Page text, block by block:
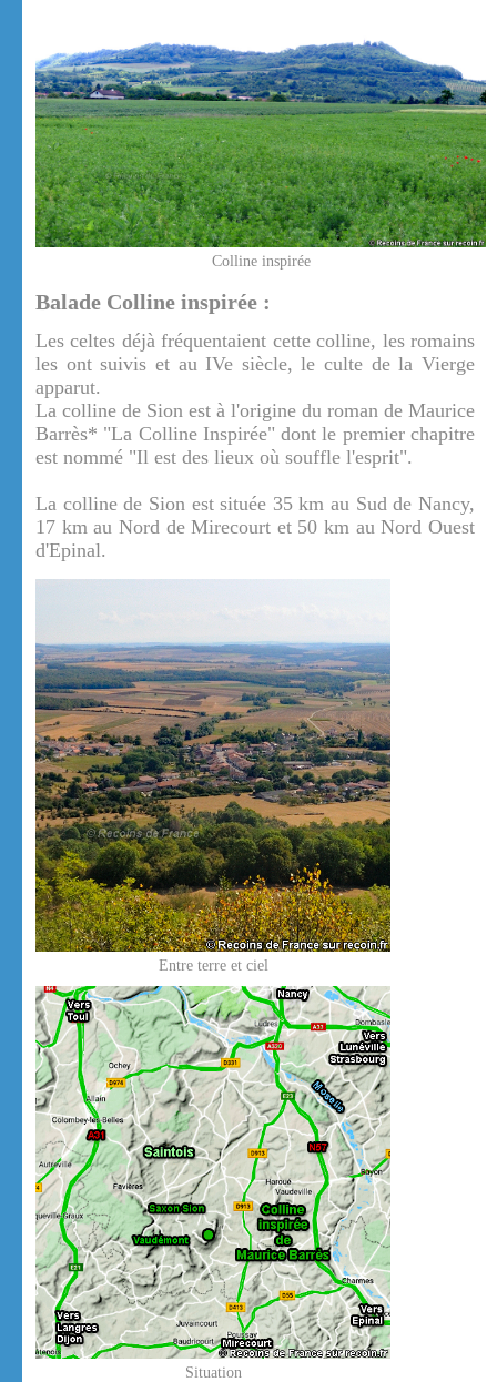
Colline inspirée
Balade Colline inspirée :
Les celtes déjà fréquentaient cette colline, les romains
les ont suivis et au IVe siècle, le culte de la Vierge
apparut.
La colline de Sion est à l'origine du roman de Maurice
Barrès* "La Colline Inspirée" dont le premier chapitre
est nommé "Il est des lieux où souffle l'esprit".
La colline de Sion est située 35 km au Sud de Nancy,
17 km au Nord de Mirecourt et 50 km au Nord Ouest
d'Epinal.
Entre terre et ciel
Situation